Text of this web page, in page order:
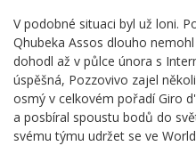
V podobné situaci byl už loni.
Qhubeka Assos dlouho
dohodl až v půlce února s
úspěšná, Pozzovivo zajel
osmý v celkovém pořadí Giro
a posbíral spoustu bodů do
svému týmu udržet se ve